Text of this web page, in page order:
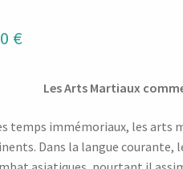
€
Les Arts Martiaux
temps immémoriaux, les arts
Dans la langue courante,